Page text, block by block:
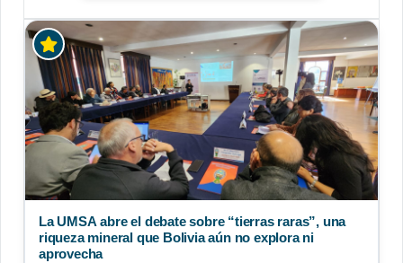
La UMSA abre el debate sobre “tierras raras”, una
riqueza mineral que Bolivia aún no explora ni
aprovecha